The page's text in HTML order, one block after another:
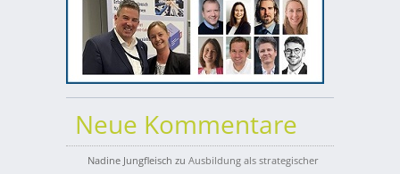
Neue Kommentare
Nadine Jungfleisch zu Ausbildung als strategischer